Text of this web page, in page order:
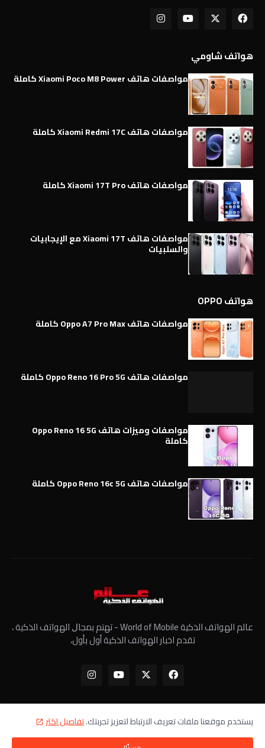
هواتف شاومي
مواصفات هاتف Xiaomi Poco M8 Power كاملة
مواصفات هاتف Xiaomi Redmi 17C كاملة
مواصفات هاتف Xiaomi 17T Pro كاملة
مواصفات هاتف Xiaomi 17T مع الإيجابيات
والسلبيات
هواتف OPPO
مواصفات هاتف Oppo A7 Pro Max كاملة
مواصفات هاتف Oppo Reno 16 Pro 5G كاملة
مواصفات وميزات هاتف Oppo Reno 16 5G
كاملة
مواصفات هاتف Oppo Reno 16c 5G كاملة
عالم الهواتف الذكية World of Mobile - ﺗﻬﺘﻢ ﺑﻤﺠﺎﻝ الهواتف الذكية ،
تقدم اخبار الهواتف الذكية أول بأول،
الرئيسية معلومات عنا سياسة الخصوصية اتصل بنا
يستخدم موقعنا ملفات تعريف الارتباط لتعزيز تجربتك.تفاصيل اكثر